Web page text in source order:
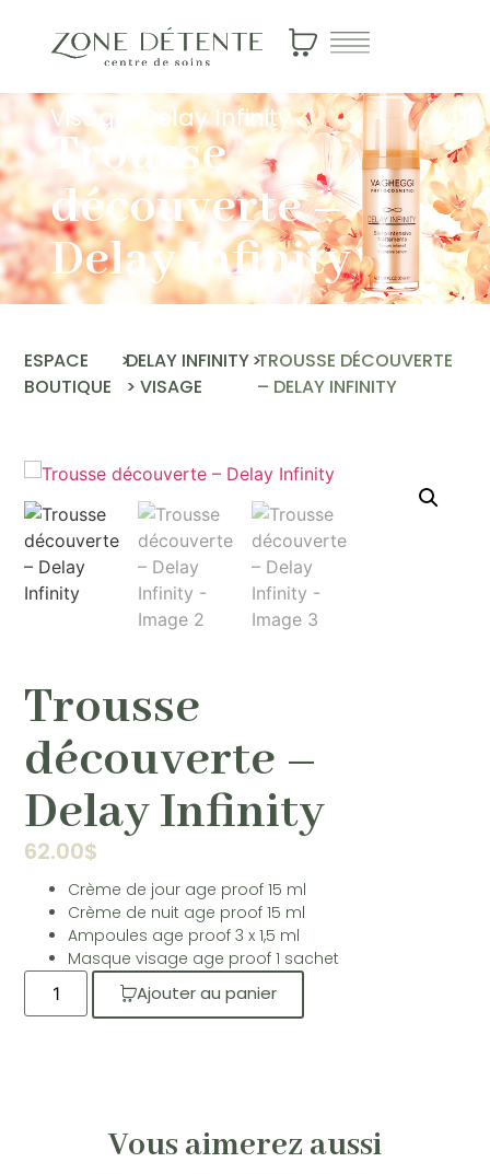
Delay Infinity
Visage
Trousse
découverte –
Delay Infinity
ESPACE
BOUTIQUE
>DELAY INFINITY
>VISAGE
>TROUSSE DÉCOUVERTE
– DELAY INFINITY
Trousse
découverte –
Delay Infinity
62.00$
Crème de jour age proof 15 ml
Crème de nuit age proof 15 ml
Ampoules age proof 3 x 1,5 ml
Masque visage age proof 1 sachet
Ajouter au panier
Vous aimerez aussi